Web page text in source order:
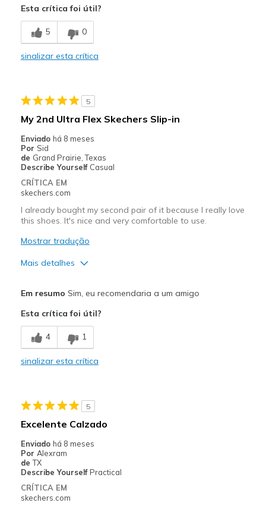
Breathe Well
Comfortable
Contras
Wear Out Quickly
Melhores utilizações
Casual Wear
Going Out
Travel
Width
View On Shoes
I'm Into Shoes
Esta crítica foi útil?
5 0
sinalizar esta crítica
5
My 2nd Ultra Flex Skechers Slip-in
Enviado há 8 meses
Por Sid
de Grand Prairie, Texas
Describe Yourself Casual
CRÍTICA EM
skechers.com
I already bought my second pair of it because I really love
this shoes. It's nice and very comfortable to use.
Mostrar tradução
Mais detalhes
Comfortable
Durable
Casual Wear
Width
Sizing
Feels true to size
View On Shoes
Em resumo Sim, eu recomendaria a um amigo
Esta crítica foi útil?
4 1
sinalizar esta crítica
5
Excelente Calzado
Enviado há 8 meses
Por Alexram
de TX
Describe Yourself Practical
CRÍTICA EM
skechers.com